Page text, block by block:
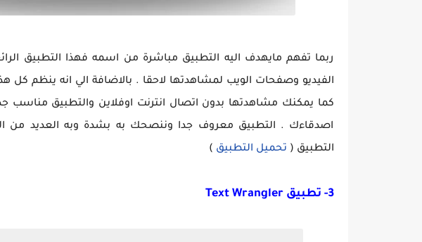
ربما تفهم مايهدف اليه التطبيق مباشرة من اسمه فهذا التطبيق
الفيديو وصفحات الويب لمشاهدتها لاحقا . بالاضافة الي انه ينظم
كما يمكنك مشاهدتها بدون اتصال انترنت اوفلاين والتطبيق مناسب
اصدقاءك . التطبيق معروف جدا وننصحك به بشدة وبه العديد من
التطبيق ( تحميل التطبيق )
3- تطبيق Text Wrangler